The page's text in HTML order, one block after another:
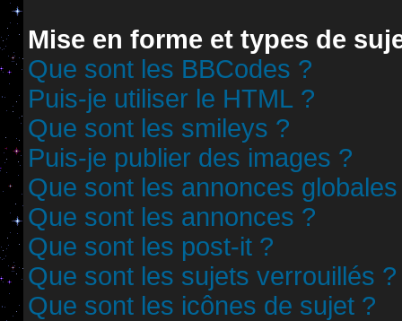
Mise en forme et types de
Que sont les BBCodes ?
Puis-je utiliser le HTML ?
Que sont les smileys ?
Puis-je publier des images ?
Que sont les annonces
Que sont les annonces ?
Que sont les post-it ?
Que sont les sujets verrouillés ?
Que sont les icônes de sujet ?